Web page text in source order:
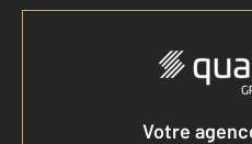
Votre